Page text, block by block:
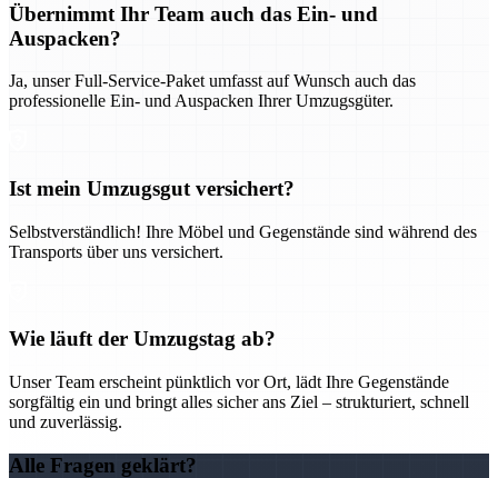
Übernimmt Ihr Team auch das Ein- und
Auspacken?
Ja, unser Full-Service-Paket umfasst auf Wunsch auch das
professionelle Ein- und Auspacken Ihrer Umzugsgüter.
Ist mein Umzugsgut versichert?
Selbstverständlich! Ihre Möbel und Gegenstände sind während des
Transports über uns versichert.
Wie läuft der Umzugstag ab?
Unser Team erscheint pünktlich vor Ort, lädt Ihre Gegenstände
sorgfältig ein und bringt alles sicher ans Ziel – strukturiert, schnell
und zuverlässig.
Alle Fragen geklärt?